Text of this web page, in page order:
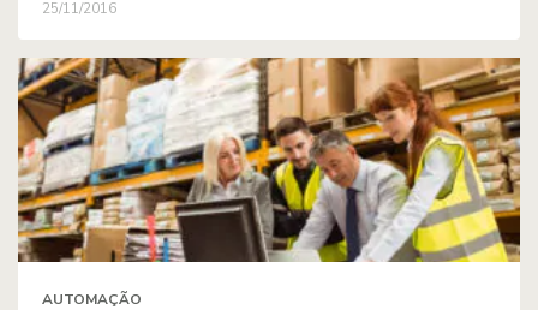
25/11/2016
AUTOMAÇÃO